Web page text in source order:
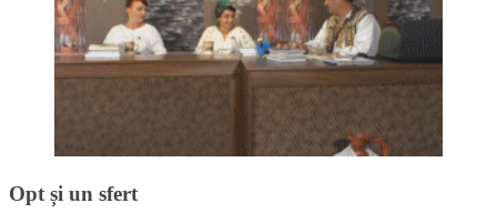
Opt și un sfert